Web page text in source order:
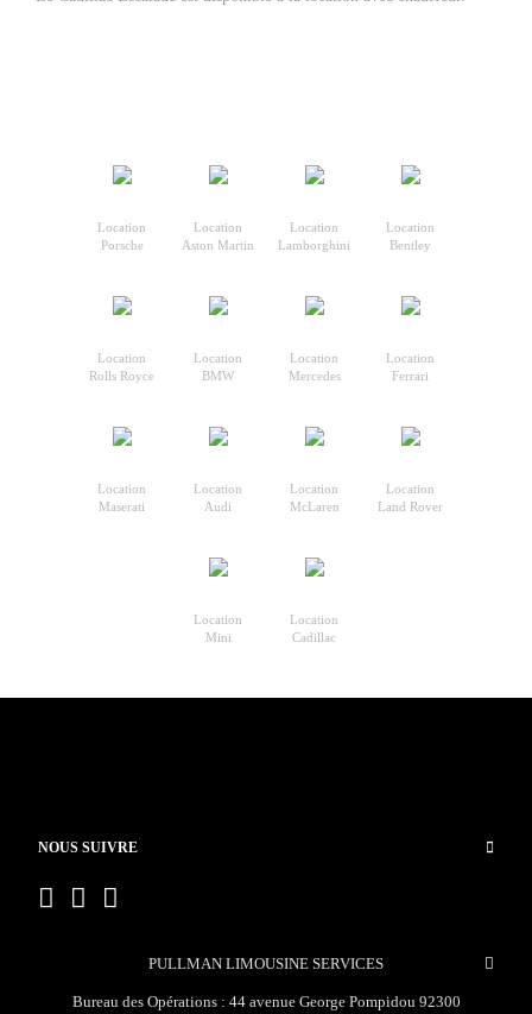
Location
Porsche
Location
Aston Martin
Location
Lamborghini
Location
Bentley
Location
Rolls Royce
Location
BMW
Location
Mercedes
Location
Ferrari
Location
Maserati
Location
Audi
Location
McLaren
Location
Land Rover
Location
Mini
Location
Cadillac
NOUS SUIVRE
PULLMAN LIMOUSINE SERVICES
Bureau des Opérations : 44 avenue George Pompidou 92300